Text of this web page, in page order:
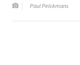
Paul Pelckmans